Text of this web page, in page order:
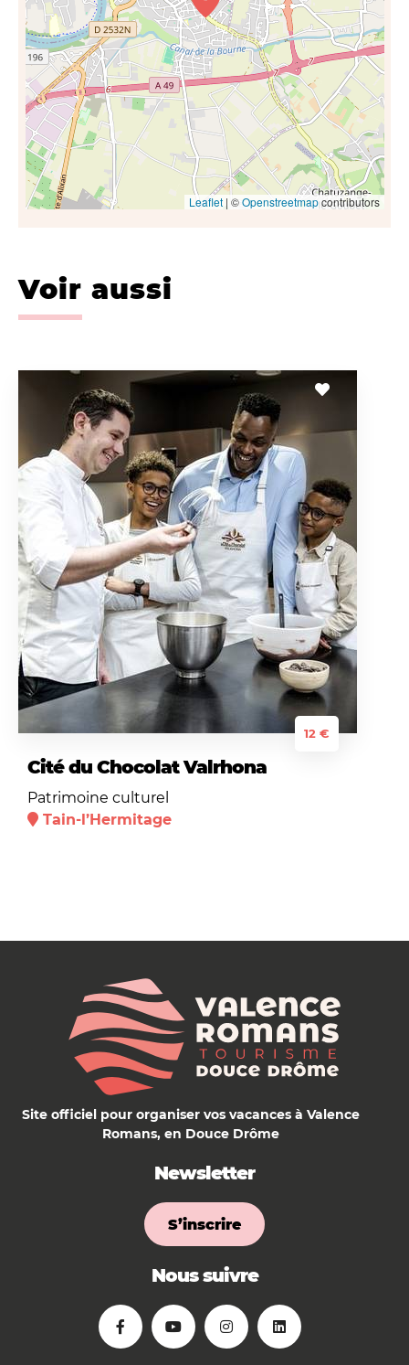
Leaflet| ©Openstreetmapcontributors
Voir aussi
12 €
Cité du Chocolat Valrhona
Patrimoine culturel
Tain-l’Hermitage
Site officiel pour organiser vos vacances à Valence
Romans, en Douce Drôme
Newsletter
S’inscrire
Nous suivre